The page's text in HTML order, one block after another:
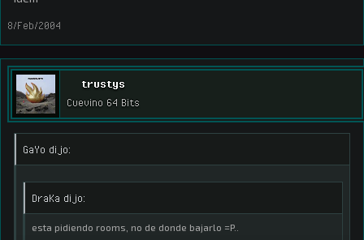
8/Feb/2004
trustys
Cuevino 64 Bits
GaYo dijo:
DraKa dijo:
esta pidiendo rooms, no de donde bajarlo =P..